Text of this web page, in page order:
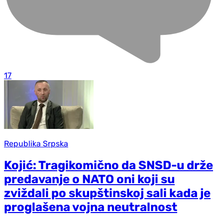
17
Republika Srpska
Kojić: Tragikomično da SNSD-u drže
predavanje o NATO oni koji su
zviždali po skupštinskoj sali kada je
proglašena vojna neutralnost